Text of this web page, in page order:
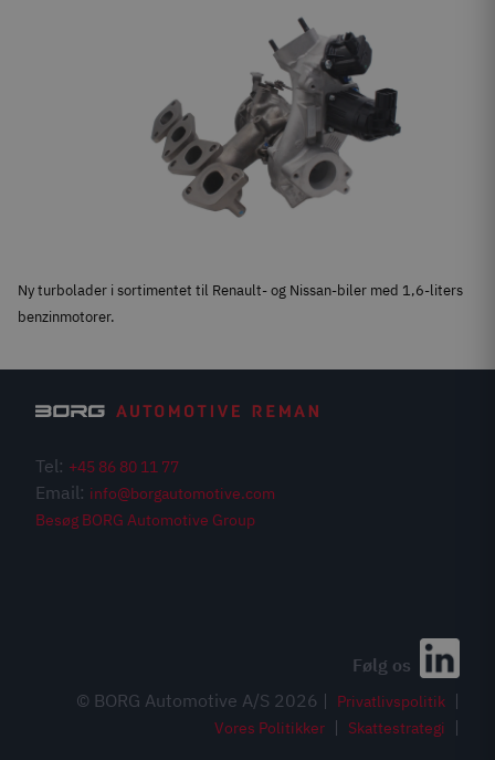
Ny turbolader i sortimentet til Renault- og Nissan-biler med 1,6-liters
benzinmotorer.
Tel: +45 86 80 11 77
Email: info@borgautomotive.com
Besøg BORG Automotive Group
Følg os
© BORG Automotive A/S 2026 | Privatlivspolitik |
Vores Politikker | Skattestrategi |